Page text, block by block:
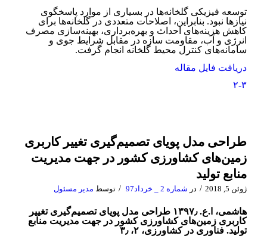
توسعه فیزیکی گلخانه‌­ها در بسیاری از موارد پاسخگوی
نیازها نبود. بنابراین، اصلاحات متعددی در گلخانه‌­ها برای
کاهش هزینه­‌های احداث و بهره‌­برداری، بهینه‌­سازی مصرف
انرژی و آب، مقاومت سازه در مقابل شرایط جوی و
سامانه‌­های کنترل محیط گلخانه انجام گرفت.
دریافت فایل مقاله
۲-۳
طراحی مدل پویای تصمیم‌گیری تغییر کاربری
زمین‌های کشاورزی کشور در جهت مدیریت
منابع تولید
ژوئن 5, 2018 / در شماره 2 _ خرداد97 / توسط مدیر مسئول
هاشمی، ا.ع. ۱۳۹۷٫ طراحی مدل پویای تصمیم‌گیری تغییر
کاربری زمین‌های کشاورزی کشور در جهت مدیریت منابع
تولید. فناوری در کشاورزی، ۲، ۳٫